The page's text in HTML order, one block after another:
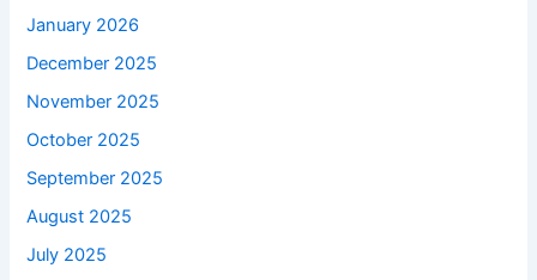
January 2026
December 2025
November 2025
October 2025
September 2025
August 2025
July 2025